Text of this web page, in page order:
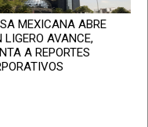
MEXICANA ABRE
LIGERO AVANCE,
A REPORTES